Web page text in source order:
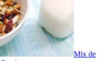
Mix de